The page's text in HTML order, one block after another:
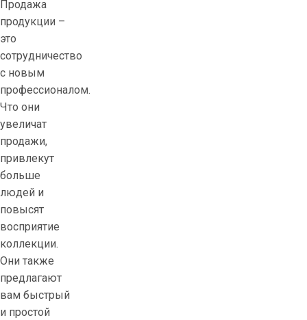
Продажа
продукции –
это
сотрудничество
с новым
профессионалом.
Что они
увеличат
продажи,
привлекут
больше
людей и
повысят
восприятие
коллекции.
Они также
предлагают
вам быстрый
и простой